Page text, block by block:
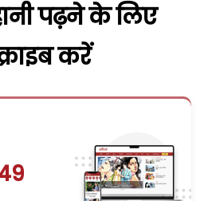
पढ़ने के लिए
करें